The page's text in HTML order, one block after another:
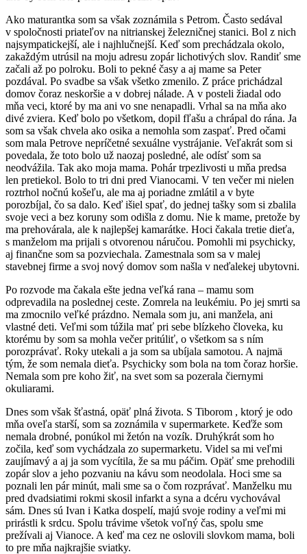
Ako maturantka som sa však zoznámila s Petrom. Často sedával
v spoločnosti priateľov na nitrianskej železničnej stanici. Bol z nich
najsympatickejší, ale i najhlučnejší. Keď som prechádzala okolo,
zakaždým utrúsil na moju adresu zopár lichotivých slov. Randiť sme
začali až po polroku. Boli to pekné časy a aj mame sa Peter
pozdával. Po svadbe sa však všetko zmenilo. Z práce prichádzal
domov čoraz neskoršie a v dobrej nálade. A v posteli žiadal odo
mňa veci, ktoré by ma ani vo sne nenapadli. Vrhal sa na mňa ako
divé zviera. Keď bolo po všetkom, dopil fľašu a chrápal do rána. Ja
som sa však chvela ako osika a nemohla som zaspať. Pred očami
som mala Petrove nepríčetné sexuálne vystrájanie. Veľakrát som si
povedala, že toto bolo už naozaj posledné, ale odísť som sa
neodvážila. Tak ako moja mama. Pohár trpezlivosti u mňa predsa
len pretiekol. Bolo to tri dni pred Vianocami. V ten večer mi nielen
roztrhol nočnú košeľu, ale ma aj poriadne zmlátil a v byte
porozbíjal, čo sa dalo. Keď išiel spať, do jednej tašky som si zbalila
svoje veci a bez koruny som odišla z domu. Nie k mame, pretože by
ma prehovárala, ale k najlepšej kamarátke. Hoci čakala tretie dieťa,
s manželom ma prijali s otvorenou náručou. Pomohli mi psychicky,
aj finančne som sa pozviechala. Zamestnala som sa v malej
stavebnej firme a svoj nový domov som našla v neďalekej ubytovni.
Po rozvode ma čakala ešte jedna veľká rana – mamu som
odprevadila na poslednej ceste. Zomrela na leukémiu. Po jej smrti sa
ma zmocnilo veľké prázdno. Nemala som ju, ani manžela, ani
vlastné deti. Veľmi som túžila mať pri sebe blízkeho človeka, ku
ktorému by som sa mohla večer pritúliť, o všetkom sa s ním
porozprávať. Roky utekali a ja som sa ubíjala samotou. A najmä
tým, že som nemala dieťa. Psychicky som bola na tom čoraz horšie.
Nemala som pre koho žiť, na svet som sa pozerala čiernymi
okuliarami.
Dnes som však šťastná, opäť plná života. S Tiborom , ktorý je odo
mňa oveľa starší, som sa zoznámila v supermarkete. Keďže som
nemala drobné, ponúkol mi žetón na vozík. Druhýkrát som ho
zočila, keď som vychádzala zo supermarketu. Videl sa mi veľmi
zaujímavý a aj ja som vycítila, že sa mu páčim. Opäť sme prehodili
zopár slov a jeho pozvaniu na kávu som neodolala. Hoci sme sa
poznali len pár minút, mali sme sa o čom rozprávať. Manželku mu
pred dvadsiatimi rokmi skosil infarkt a syna a dcéru vychovával
sám. Dnes sú Ivan i Katka dospelí, majú svoje rodiny a veľmi mi
prirástli k srdcu. Spolu trávime všetok voľný čas, spolu sme
prežívali aj Vianoce. A keď ma cez ne oslovili slovkom mama, boli
to pre mňa najkrajšie sviatky.